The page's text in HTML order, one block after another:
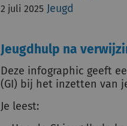
2 juli 2025 Jeugd
Jeugdhulp na
Deze infographic geeft
(GI) bij het inzetten van
Je leest: